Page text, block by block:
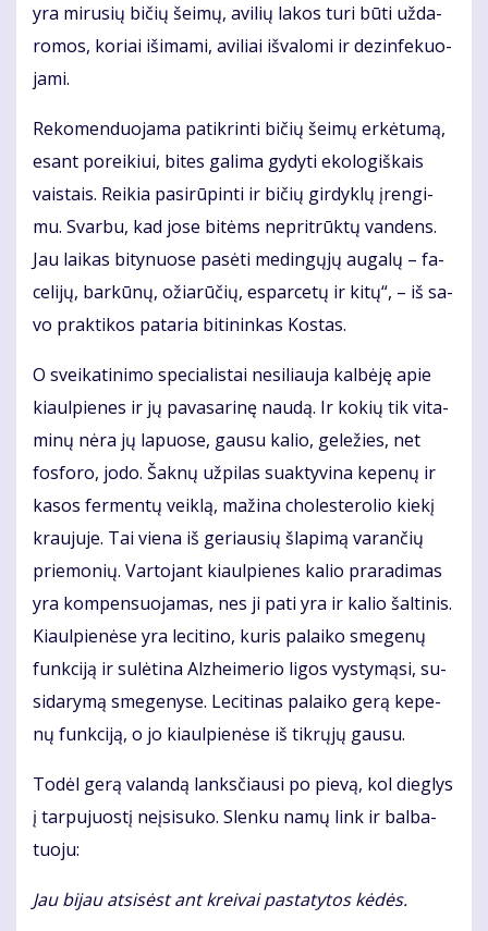
yra mi­ru­sių bi­čių šei­mų, avi­lių la­kos tu­ri bū­ti už­da­
ro­mos, ko­riai iš­ima­mi, avi­liai iš­va­lo­mi ir dez­in­fe­kuo­
ja­mi.
Re­ko­men­duo­ja­ma pa­tik­rin­ti bi­čių šei­mų er­kė­tu­mą,
esant po­rei­kiui, bi­tes ga­li­ma gy­dy­ti eko­lo­giš­kais
vais­tais. Rei­kia pa­si­rū­pin­ti ir bi­čių gir­dyk­lų įren­gi­
mu. Svar­bu, kad jo­se bi­tėms ne­pri­trūk­tų van­dens.
Jau lai­kas bi­ty­nuo­se pa­sė­ti me­din­gų­jų au­ga­lų – fa­
ce­li­jų, bar­kū­nų, ožia­rū­čių, es­par­ce­tų ir ki­tų“, – iš sa­
vo prak­ti­kos pa­ta­ria bi­ti­nin­kas Kos­tas.
O svei­ka­ti­ni­mo spe­cia­lis­tai ne­si­liau­ja kal­bė­ję apie
kiaul­pie­nes ir jų pa­va­sa­ri­nę nau­dą. Ir ko­kių tik vi­ta­
mi­nų nė­ra jų la­puo­se, gau­su ka­lio, ge­le­žies, net
fos­fo­ro, jo­do. Šak­nų už­pi­las su­ak­ty­vi­na ke­pe­nų ir
ka­sos fer­men­tų veik­lą, ma­ži­na cho­les­te­ro­lio kie­kį
krau­ju­je. Tai vie­na iš ge­riau­sių šla­pi­mą va­ran­čių
prie­mo­nių. Var­to­jant kiaul­pie­nes ka­lio pra­ra­di­mas
yra kom­pen­suo­ja­mas, nes ji pa­ti yra ir ka­lio šal­ti­nis.
Kiaul­pie­nė­se yra le­ci­ti­no, ku­ris pa­lai­ko sme­ge­nų
funk­ci­ją ir su­lė­ti­na Alz­hei­me­rio li­gos vys­ty­mą­si, su­
si­da­ry­mą sme­ge­ny­se. Le­ci­ti­nas pa­lai­ko ge­rą ke­pe­
nų funk­ci­ją, o jo kiaul­pie­nė­se iš tik­rų­jų gau­su.
To­dėl ge­rą va­lan­dą lanks­čiau­si po pie­vą, kol dieg­lys
į tar­pu­juos­tį ne­įsi­su­ko. Slen­ku na­mų link ir bal­ba­
tuo­ju:
Jau bi­jau at­si­sėst ant krei­vai pa­sta­ty­tos kė­dės.